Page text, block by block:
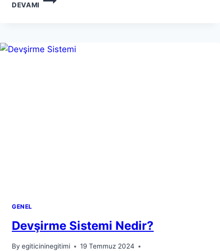
DEVAMI
ÖNLEME
GENEL
Devşirme Sistemi Nedir?
By egiticininegitimi
19 Temmuz 2024